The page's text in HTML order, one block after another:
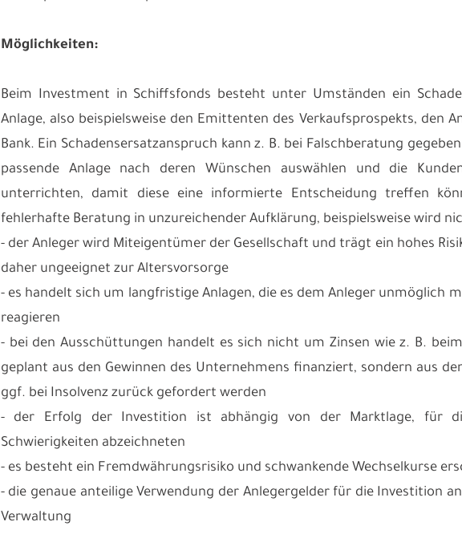
Möglichkeiten:
Beim Investment in Schiffsfonds besteht unter Umständen ein
Anlage, also beispielsweise den Emittenten des Verkaufsprospekts, den
Bank. Ein Schadensersatzanspruch kann z. B. bei Falschberatung
passende Anlage nach deren Wünschen auswählen und die
unterrichten, damit diese eine informierte Entscheidung treffen
fehlerhafte Beratung in unzureichender Aufklärung, beispielsweise wird
- der Anleger wird Miteigentümer der Gesellschaft und trägt ein hohes
daher ungeeignet zur Altersvorsorge
- es handelt sich um langfristige Anlagen, die es dem Anleger unmöglich
reagieren
- bei den Ausschüttungen handelt es sich nicht um Zinsen wie z. B.
geplant aus den Gewinnen des Unternehmens finanziert, sondern aus
ggf. bei Insolvenz zurück gefordert werden
- der Erfolg der Investition ist abhängig von der Marktlage, für
Schwierigkeiten abzeichneten
- es besteht ein Fremdwährungsrisiko und schwankende Wechselkurse
- die genaue anteilige Verwendung der Anlegergelder für die Investition
Verwaltung